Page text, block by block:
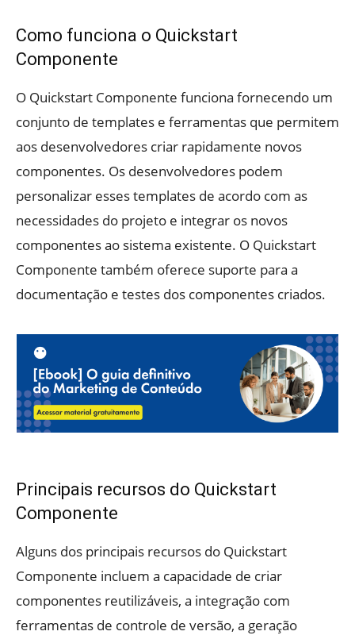
Como funciona o Quickstart
Componente
O Quickstart Componente funciona fornecendo um
conjunto de templates e ferramentas que permitem
aos desenvolvedores criar rapidamente novos
componentes. Os desenvolvedores podem
personalizar esses templates de acordo com as
necessidades do projeto e integrar os novos
componentes ao sistema existente. O Quickstart
Componente também oferece suporte para a
documentação e testes dos componentes criados.
Principais recursos do Quickstart
Componente
Alguns dos principais recursos do Quickstart
Componente incluem a capacidade de criar
componentes reutilizáveis, a integração com
ferramentas de controle de versão, a geração